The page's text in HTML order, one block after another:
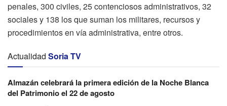
penales, 300 civiles, 25 contenciosos administrativos, 32
sociales y 138 los que suman los militares, recursos y
procedimientos en vía administrativa, entre otros.
Actualidad Soria TV
Almazán celebrará la primera edición de la Noche Blanca
del Patrimonio el 22 de agosto